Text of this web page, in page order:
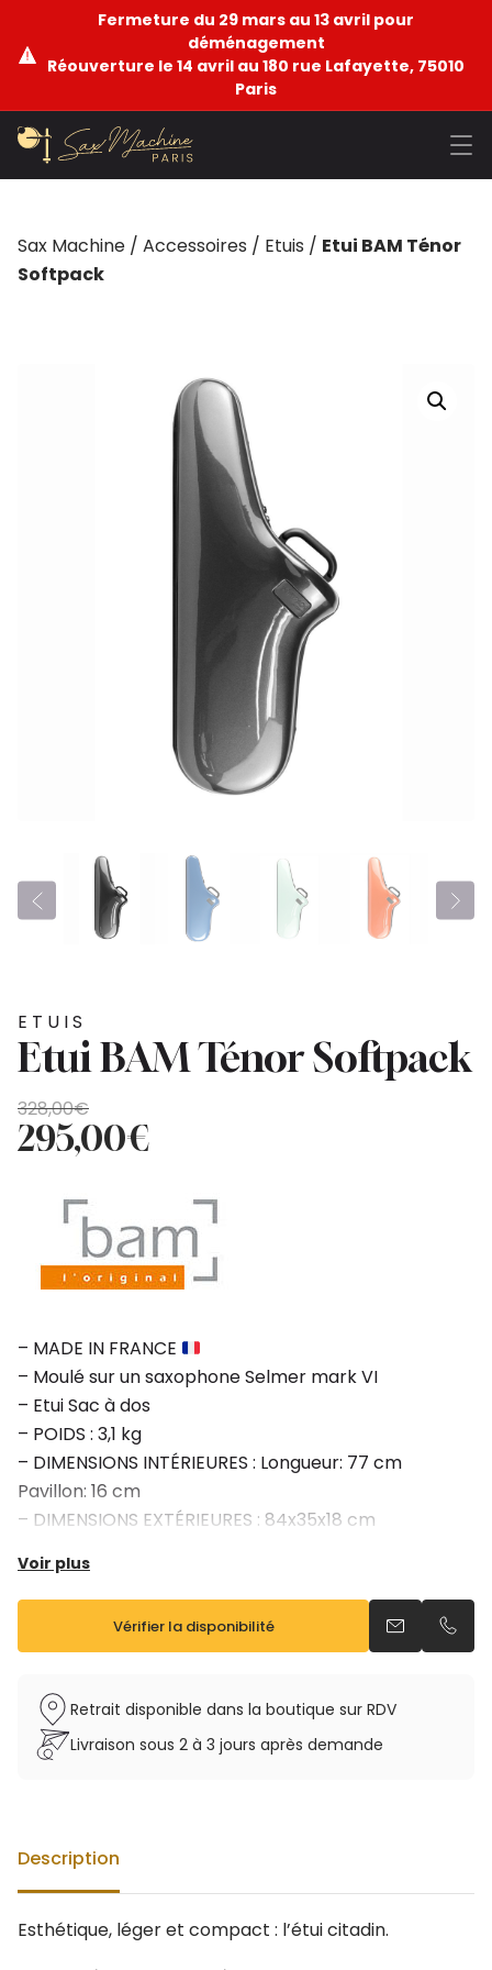
Fermeture du 29 mars au 13 avril pour
déménagement
Réouverture le 14 avril au 180 rue Lafayette, 75010
Paris
Sax Machine / Accessoires / Etuis / Etui BAM Ténor
Softpack
ETUIS
Etui BAM Ténor Softpack
328,00€
Le
prix
initial
était :
328,00€.
295,00€
Le
prix
actuel
est :
295,00€.
– MADE IN FRANCE
– Moulé sur un saxophone Selmer mark VI
– Etui Sac à dos
– POIDS : 3,1 kg
– DIMENSIONS INTÉRIEURES : Longueur: 77 cm
Pavillon: 16 cm
– DIMENSIONS EXTÉRIEURES : 84x35x18 cm
Voir plus
Vérifier la disponibilité Envoyer un
Retrait disponible dans la boutique sur RDV
Livraison sous 2 à 3 jours après demande
Description
Esthétique, léger et compact : l’étui citadin.